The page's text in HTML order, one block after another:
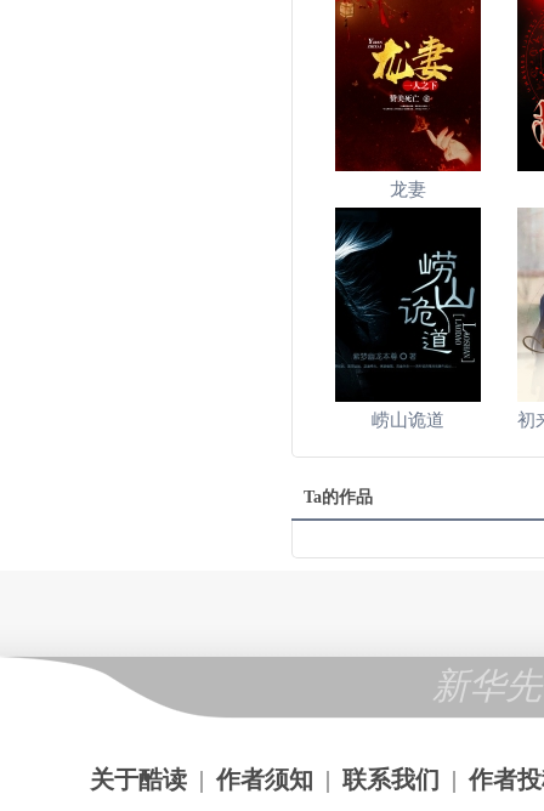
龙妻
崂山诡道 初
Ta的作品
新华
关于酷读 | 作者须知 | 联系我们 | 作者